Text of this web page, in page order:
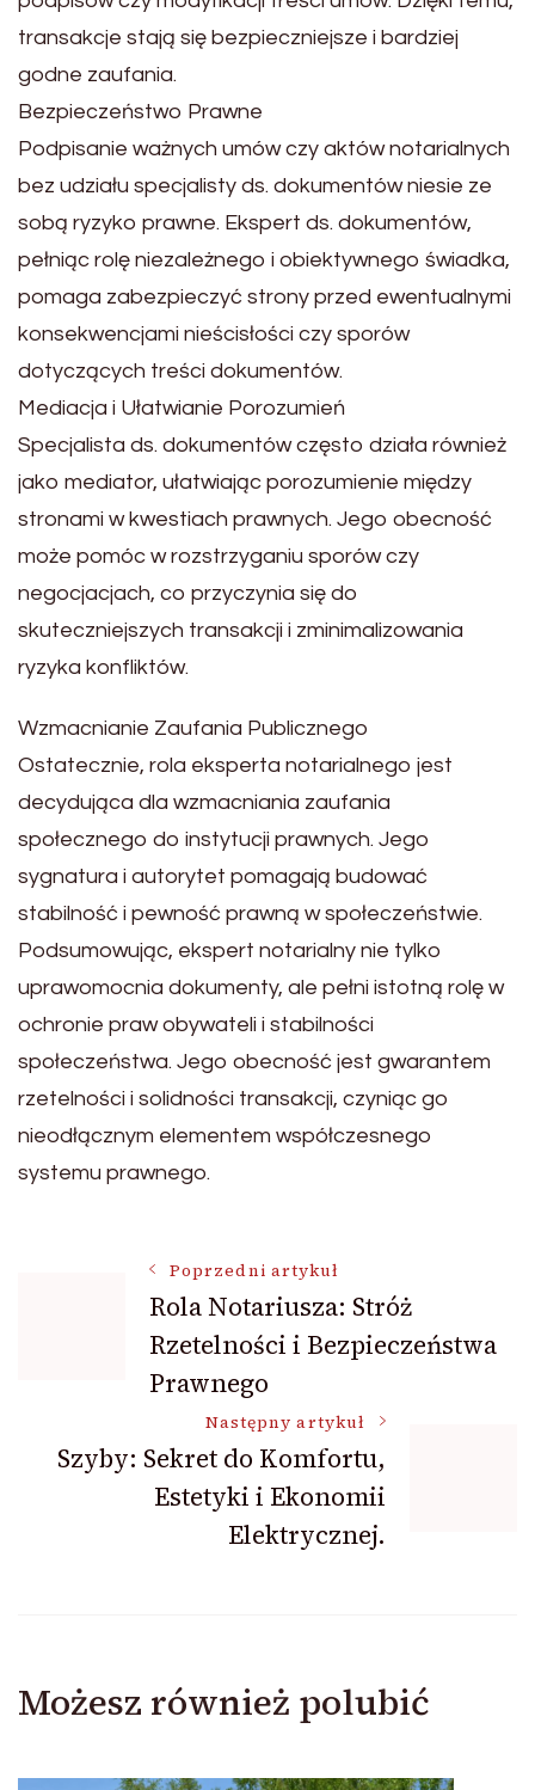
transakcje stają się bezpieczniejsze i bardziej
godne zaufania.
Bezpieczeństwo Prawne
Podpisanie ważnych umów czy aktów notarialnych
bez udziału specjalisty ds. dokumentów niesie ze
sobą ryzyko prawne. Ekspert ds. dokumentów,
pełniąc rolę niezależnego i obiektywnego świadka,
pomaga zabezpieczyć strony przed ewentualnymi
konsekwencjami nieścisłości czy sporów
dotyczących treści dokumentów.
Mediacja i Ułatwianie Porozumień
Specjalista ds. dokumentów często działa również
jako mediator, ułatwiając porozumienie między
stronami w kwestiach prawnych. Jego obecność
może pomóc w rozstrzyganiu sporów czy
negocjacjach, co przyczynia się do
skuteczniejszych transakcji i zminimalizowania
ryzyka konfliktów.
Wzmacnianie Zaufania Publicznego
Ostatecznie, rola eksperta notarialnego jest
decydująca dla wzmacniania zaufania
społecznego do instytucji prawnych. Jego
sygnatura i autorytet pomagają budować
stabilność i pewność prawną w społeczeństwie.
Podsumowując, ekspert notarialny nie tylko
uprawomocnia dokumenty, ale pełni istotną rolę w
ochronie praw obywateli i stabilności
społeczeństwa. Jego obecność jest gwarantem
rzetelności i solidności transakcji, czyniąc go
nieodłącznym elementem współczesnego
systemu prawnego.
Nawigacja
wpisu
Poprzedni artykuł
Rola Notariusza: Stróż
Rzetelności i Bezpieczeństwa
Prawnego
Następny artykuł
Szyby: Sekret do Komfortu,
Estetyki i Ekonomii
Elektrycznej.
Możesz również polubić